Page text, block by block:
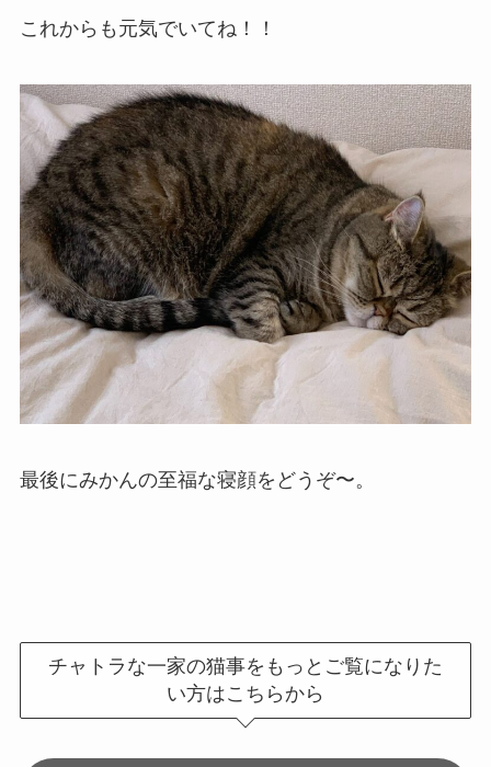
これからも元気でいてね！！
最後にみかんの至福な寝顔をどうぞ〜。
チャトラな一家の猫事をもっとご覧になりた
い方はこちらから